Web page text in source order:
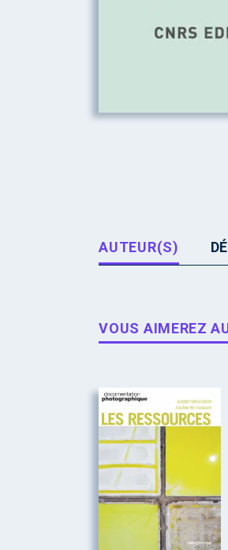
AUTEUR(S)
VOUS AIMEREZ